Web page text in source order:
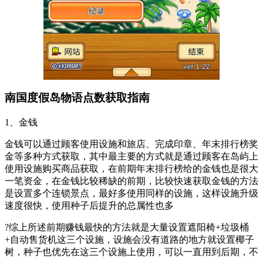
南国度假岛物语点数获取指南
1、金钱
金钱可以通过顾客使用设施和旅店、完成印章、年末排行榜奖
金等多种方式获取，其中最主要的方式就是通过顾客在岛屿上
使用设施购买商品获取，在前期年末排行榜给的金钱也是很大
一笔资金，在金钱比较稀缺的前期，比较快速获取金钱的方法
是设置多个连锁景点，最好多使用同样的设施，这样设施升级
速度很快，使用种子后提升的总属性也多
?综上所述前期赚钱最快的方法就是大量设置遮阳椅+垃圾桶
+自动售货机这三个设施，设施会没有道路的地方就设置椰子
树，种子也优先在这三个设施上使用，可以一直用到后期，不